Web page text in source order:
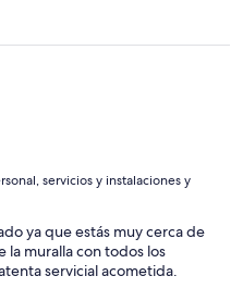
servicios y instalaciones y
ya que estás muy cerca de
muralla con todos los
servicial acometida.